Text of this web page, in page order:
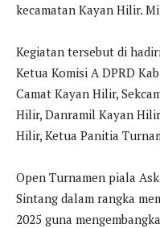
kecamatan Kayan Hilir.
Kegiatan tersebut di
Ketua Komisi A DPRD
Camat Kayan Hilir,
Hilir, Danramil Kayan
Hilir, Ketua Panitia
Open Turnamen piala
Sintang dalam rangka
2025 guna